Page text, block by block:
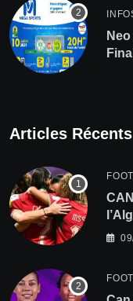
Articles Récents